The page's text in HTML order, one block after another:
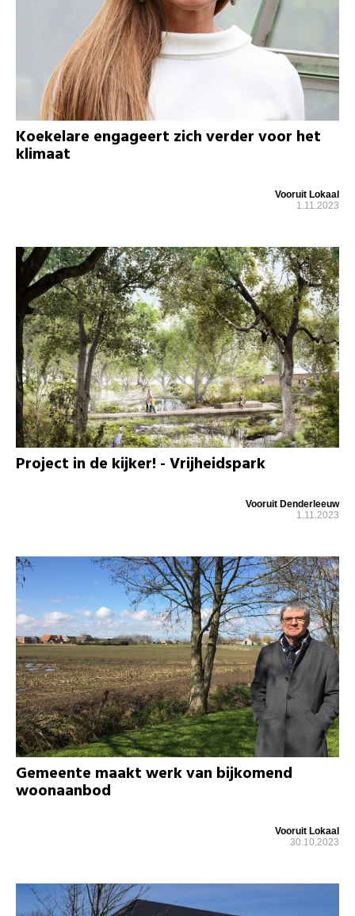
Koekelare engageert zich verder voor het
klimaat
Vooruit Lokaal
1.11.2023
Project in de kijker! - Vrijheidspark
Vooruit Denderleeuw
1.11.2023
Gemeente maakt werk van bijkomend
woonaanbod
Vooruit Lokaal
30.10.2023